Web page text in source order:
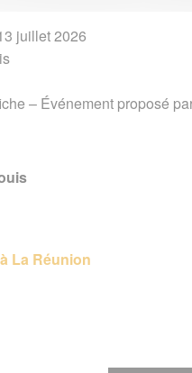
juillet 2026
– Événement proposé
La Réunion